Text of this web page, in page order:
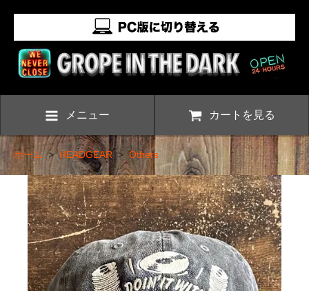
メニュー カートを見る
ホーム>HEADGEAR>Others